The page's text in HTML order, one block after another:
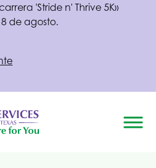
'Stride n' Thrive 5K»
de agosto.